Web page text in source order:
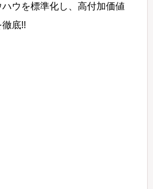
ウを標準化し、高付加価値
底!!